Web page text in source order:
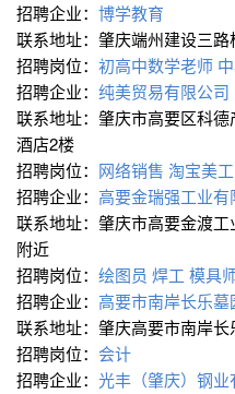
招聘企业： 博学教育
联系地址：肇庆端州建设三
招聘岗位： 初高中数学老师
招聘企业： 纯美贸易有限公司
联系地址：肇庆市高要区科
酒店2楼
招聘岗位： 网络销售 淘宝美工
招聘企业： 高要金瑞强工业有
联系地址：肇庆市高要金渡
附近
招聘岗位： 绘图员 焊工 模具
招聘企业： 高要市南岸长乐墓
联系地址：肇庆高要市南岸
招聘岗位： 会计
招聘企业： 光丰（肇庆）钢业